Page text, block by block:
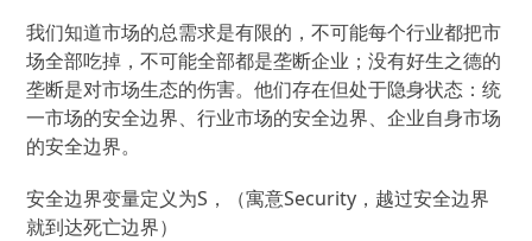
我们知道市场的总需求是有限的，不可能每个行业都把市
场全部吃掉，不可能全部都是垄断企业；没有好生之德的
垄断是对市场生态的伤害。他们存在但处于隐身状态：统
一市场的安全边界、行业市场的安全边界、企业自身市场
的安全边界。
安全边界变量定义为S，（寓意Security，越过安全边界
就到达死亡边界）